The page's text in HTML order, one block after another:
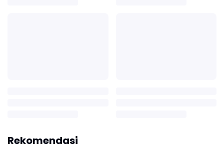
Rekomendasi